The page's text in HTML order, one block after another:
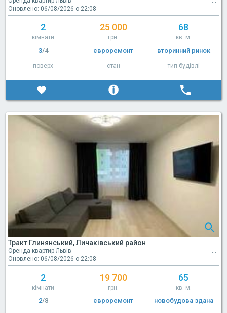
Оновлено: 06/08/2026 о 22:08
2
кімнати
25 000
грн.
68
кв. м.
3/4
поверх
євроремонт
стан
вторинний ринок
тип будівлі
Тракт Глинянський, Личаківський район
Оренда квартир Львів
Оновлено: 06/08/2026 о 22:08
2
кімнати
19 700
грн.
65
кв. м.
2/8 євроремонт новобудова здана